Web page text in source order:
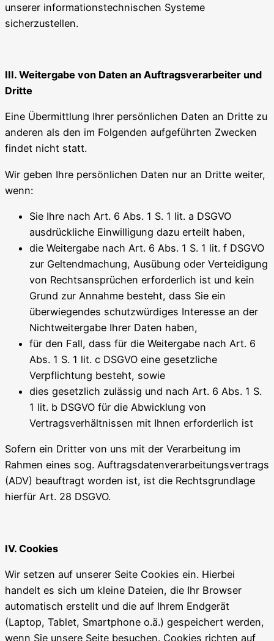
unserer informationstechnischen Systeme
sicherzustellen.
III. Weitergabe von Daten an Auftragsverarbeiter und
Dritte
Eine Übermittlung Ihrer persönlichen Daten an Dritte zu
anderen als den im Folgenden aufgeführten Zwecken
findet nicht statt.
Wir geben Ihre persönlichen Daten nur an Dritte weiter,
wenn:
Sie Ihre nach Art. 6 Abs. 1 S. 1 lit. a DSGVO
ausdrückliche Einwilligung dazu erteilt haben,
die Weitergabe nach Art. 6 Abs. 1 S. 1 lit. f DSGVO
zur Geltendmachung, Ausübung oder Verteidigung
von Rechtsansprüchen erforderlich ist und kein
Grund zur Annahme besteht, dass Sie ein
überwiegendes schutzwürdiges Interesse an der
Nichtweitergabe Ihrer Daten haben,
für den Fall, dass für die Weitergabe nach Art. 6
Abs. 1 S. 1 lit. c DSGVO eine gesetzliche
Verpflichtung besteht, sowie
dies gesetzlich zulässig und nach Art. 6 Abs. 1 S.
1 lit. b DSGVO für die Abwicklung von
Vertragsverhältnissen mit Ihnen erforderlich ist
Sofern ein Dritter von uns mit der Verarbeitung im
Rahmen eines sog. Auftragsdatenverarbeitungsvertrags
(ADV) beauftragt worden ist, ist die Rechtsgrundlage
hierfür Art. 28 DSGVO.
IV. Cookies
Wir setzen auf unserer Seite Cookies ein. Hierbei
handelt es sich um kleine Dateien, die Ihr Browser
automatisch erstellt und die auf Ihrem Endgerät
(Laptop, Tablet, Smartphone o.ä.) gespeichert werden,
wenn Sie unsere Seite besuchen. Cookies richten auf